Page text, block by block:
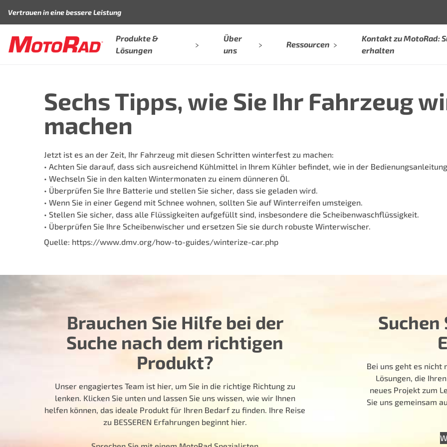
Vertrauen in eine bessere Leistung
Produkte &
Lösungen
Über
uns
Ressourcen
Kontakt zu MotoRad:
erhalten
Sechs Tipps, wie Sie Ihr Fahrzeug
machen
Jetzt ist es an der Zeit, Ihr Fahrzeug mit diesen Schritten winterfest zu machen:
• Achten Sie darauf, dass sich ausreichend Kühlmittel in Ihrem Kühler befindet, wie in der
• Wechseln Sie in den kalten Wintermonaten zu einem dünneren Öl.
• Überprüfen Sie Ihre Batterie und stellen Sie sicher, dass sie geladen wird.
• Wenn Sie in einer Gegend mit Schnee wohnen, sollten Sie auf Winterreifen umsteigen.
• Stellen Sie sicher, dass alle Flüssigkeiten aufgefüllt sind, insbesondere die Scheibenwaschflüssigkeit.
• Überprüfen Sie Ihre Scheibenwischer und ersetzen Sie sie durch robuste Winterwischer.
Quelle: https://www.dmv.org/how-to-guides/winterize-car.php
Brauchen Sie Hilfe bei der
Suche nach dem richtigen
Produkt?
Unser engagiertes Team ist hier, um Sie in die richtige Richtung zu
lenken. Klicken Sie unten und lassen Sie uns wissen, wie wir Ihnen
helfen können, das ideale Produkt für Ihren Bedarf zu finden. Ihre Reise
zu BESSEREN Erfahrungen beginnt hier.
Bei uns geht es nicht
Lösungen, die
neues Projekt zum
Sie uns gemeinsam